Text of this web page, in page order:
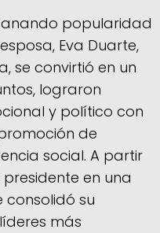
popularidad
Eva Duarte,
se convirtió en un
lograron
y político con
de
social. A partir
en una
su
más